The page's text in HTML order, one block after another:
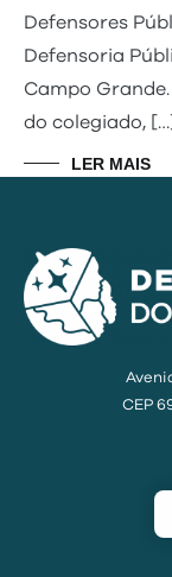
Defensores
Defensoria
Campo
do colegiado,
LER MAIS
CEP